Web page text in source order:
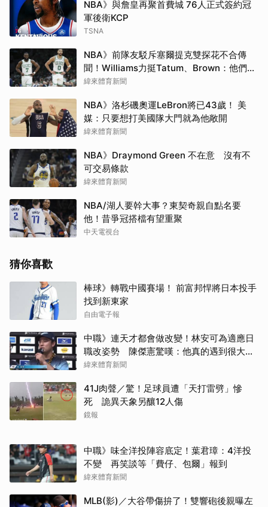
NBA》與詹皇再聚首費城 76人正式簽約冠
軍後衛KCP
TSNA
NBA》前隊友駁斥塞爾提克雙探花不合傳
聞！Williams力挺Tatum、Brown：他們根
本不討厭彼此
緯來體育新聞
NBA》洛杉磯奧運LeBron將已43歲！ 美
媒：只要想打美國隊大門就為他敞開
緯來體育新聞
NBA》Draymond Green 不在意 沒有不
可交易條款
緯來體育新聞
NBA/湖人要幹大事？東契奇親自點名要
他！昔爭冠搭檔有望重聚
中天電視台
猜你喜歡
棒球》轉戰中國賽場！ 前富邦悍將日本投手
找到新東家
自由電子報
中職》連天才都會做改變！林安可為適應日
職改姿勢 陳傑憲驚嘆：他真的遇到很大挫
折
緯來體育新聞
41J肉聲／驚！足球員遭「天打雷劈」慘
死 詭異天象另釀12人傷
鏡報
中職》味全洋投陣容底定！葉君璋：4洋投
不變 再笑談等「費仔、包爾」報到
緯來體育新聞
MLB(影)／大谷帶傷拚了！雙響砲後親曝左